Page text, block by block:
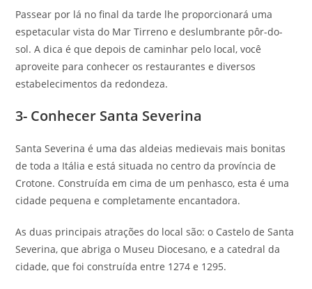
Passear por lá no final da tarde lhe proporcionará uma
espetacular vista do Mar Tirreno e deslumbrante pôr-do-
sol. A dica é que depois de caminhar pelo local, você
aproveite para conhecer os restaurantes e diversos
estabelecimentos da redondeza.
3- Conhecer Santa Severina
Santa Severina é uma das aldeias medievais mais bonitas
de toda a Itália e está situada no centro da província de
Crotone. Construída em cima de um penhasco, esta é uma
cidade pequena e completamente encantadora.
As duas principais atrações do local são: o Castelo de Santa
Severina, que abriga o Museu Diocesano, e a catedral da
cidade, que foi construída entre 1274 e 1295.